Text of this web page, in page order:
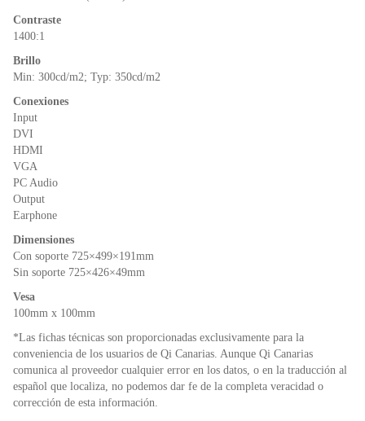
Contraste
1400:1
Brillo
Min: 300cd/m2; Typ: 350cd/m2
Conexiones
Input
DVI
HDMI
VGA
PC Audio
Output
Earphone
Dimensiones
Con soporte 725×499×191mm
Sin soporte 725×426×49mm
Vesa
100mm x 100mm
*Las fichas técnicas son proporcionadas exclusivamente para la
conveniencia de los usuarios de Qi Canarias. Aunque Qi Canarias
comunica al proveedor cualquier error en los datos, o en la traducción al
español que localiza, no podemos dar fe de la completa veracidad o
corrección de esta información.